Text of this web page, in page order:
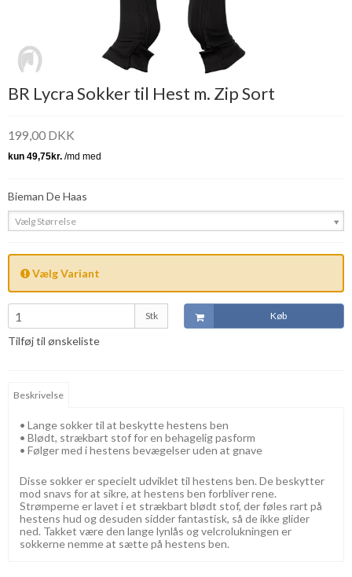
BR Lycra Sokker til Hest m. Zip Sort
199,00 DKK
Bieman De Haas
Vælg Størrelse
Vælg Variant
Stk Køb
Tilføj til ønskeliste
Beskrivelse
• Lange sokker til at beskytte hestens ben
• Blødt, strækbart stof for en behagelig pasform
• Følger med i hestens bevægelser uden at gnave
Disse sokker er specielt udviklet til hestens ben. De beskytter
mod snavs for at sikre, at hestens ben forbliver rene.
Strømperne er lavet i et strækbart blødt stof, der føles rart på
hestens hud og desuden sidder fantastisk, så de ikke glider
ned. Takket være den lange lynlås og velcrolukningen er
sokkerne nemme at sætte på hestens ben.